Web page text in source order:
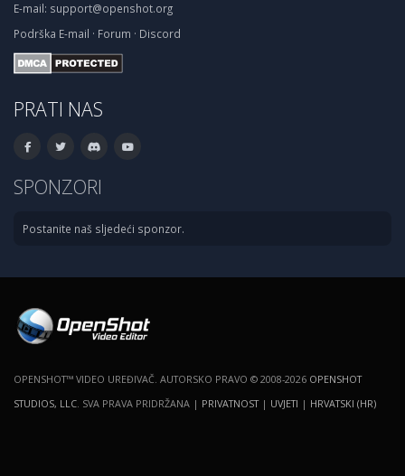
E-mail: support@openshot.org
Podrška E-mail · Forum · Discord
PRATI NAS
SPONZORI
Postanite naš sljedeći sponzor.
OPENSHOT™ VIDEO UREĐIVAČ. AUTORSKO PRAVO © 2008-2026 OPENSHOT
STUDIOS, LLC . SVA PRAVA PRIDRŽANA | PRIVATNOST| UVJETI | HRVATSKI (HR)